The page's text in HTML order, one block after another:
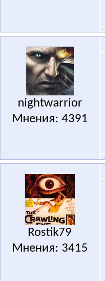
nightwarrior
Мнения: 4391
Rostik79
Мнения: 3415